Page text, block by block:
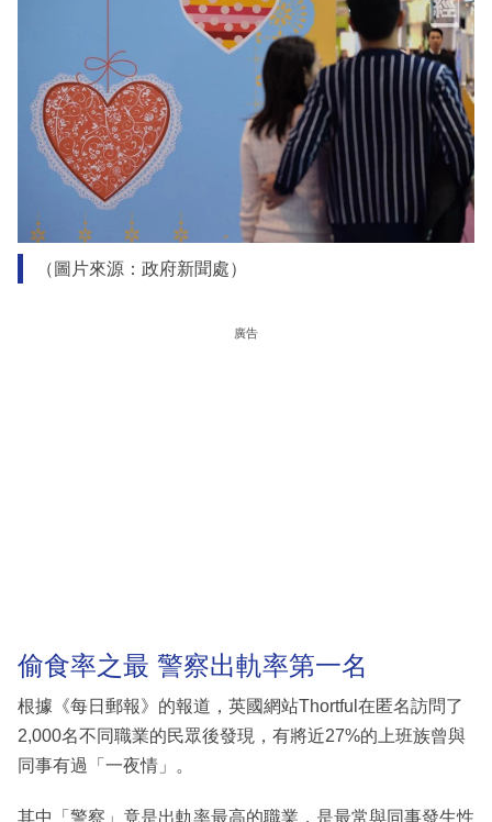
（圖片來源：政府新聞處）
廣告
偷食率之最 警察出軌率第一名
根據《每日郵報》的報道，英國網站Thortful在匿名訪問了
2,000名不同職業的民眾後發現，有將近27%的上班族曾與
同事有過「一夜情」。
其中「警察」竟是出軌率最高的職業，是最常與同事發生性